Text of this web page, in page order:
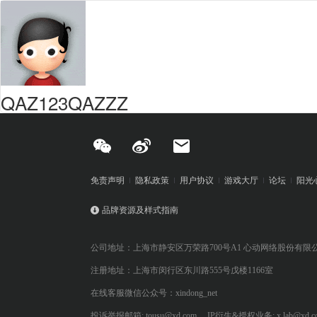
QAZ123QAZZZ
免责声明 隐私政策 用户协议 游戏大厅 论坛 阳光
品牌资源及样式指南
公司地址：上海市静安区万荣路700号A1 心动网络股份有限
注册地址：上海市闵行区东川路555号戊楼1166室
在线客服微信公众号：xindong_net